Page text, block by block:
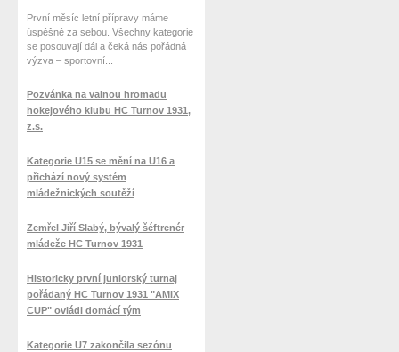
První měsíc letní přípravy máme
úspěšně za sebou. Všechny kategorie
se posouvají dál a čeká nás pořádná
výzva – sportovní...
Pozvánka na valnou hromadu
hokejového klubu HC Turnov 1931,
z.s.
Kategorie U15 se mění na U16 a
přichází nový systém
mládežnických soutěží
Zemřel Jiří Slabý, bývalý šéftrenér
mládeže HC Turnov 1931
Historicky první juniorský turnaj
pořádaný HC Turnov 1931 "AMIX
CUP" ovládl domácí tým
Kategorie U7 zakončila sezónu